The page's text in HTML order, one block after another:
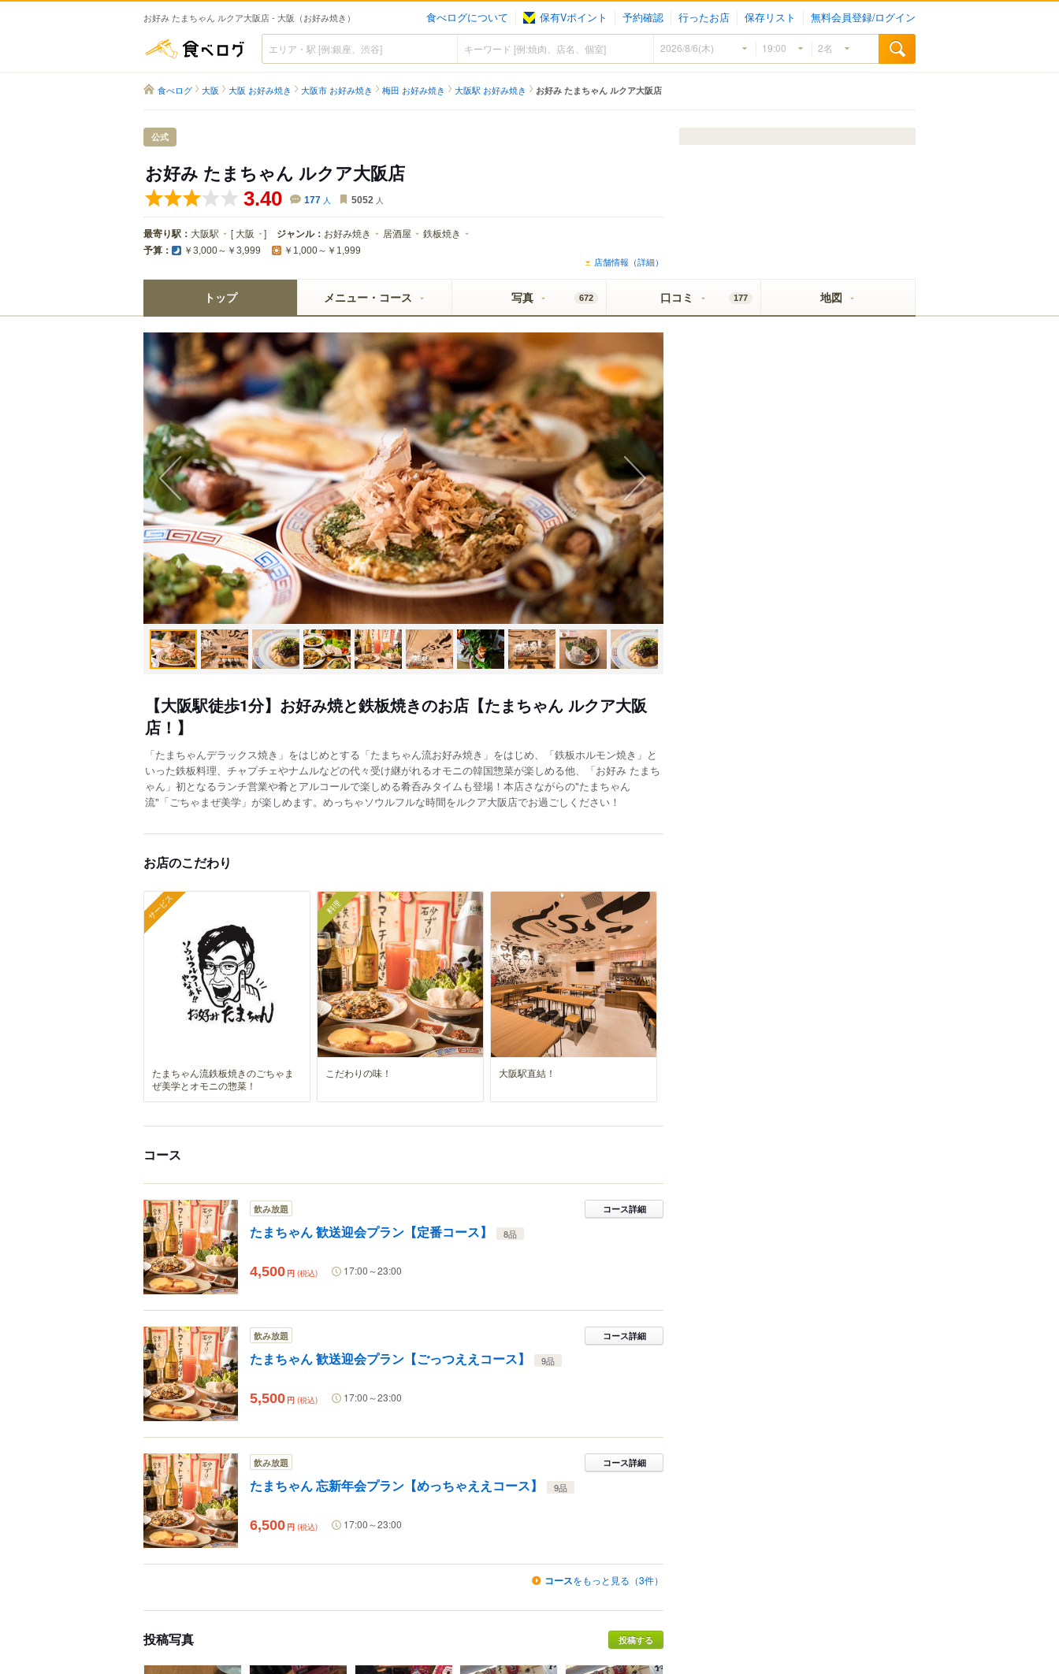
お好み たまちゃん ルクア大阪店 - 大阪（お好み焼き） 食べログについて 保有Vポイント 予約確認 行ったお店 保存リスト 無料会員登録/ログイン
食べログ
食べログ 大阪 大阪 お好み焼き 大阪市 お好み焼き 梅田 お好み焼き 大阪駅 お好み焼き お好み たまちゃん ルクア大阪店
公式
お好み たまちゃん ルクア大阪店
3.40 177 人 5052 人
最寄り駅： 大阪駅 [ 大阪 ] ジャンル： お好み焼き 居酒屋 鉄板焼き
予算： ￥3,000～￥3,999 ￥1,000～￥1,999
店舗情報（詳細）
トップ メニュー・コース 写真 672 口コミ 177 地図
【大阪駅徒歩1分】お好み焼と鉄板焼きのお店【たまちゃん ルクア大阪
店！】
「たまちゃんデラックス焼き」をはじめとする「たまちゃん流お好み焼き」をはじめ、「鉄板ホルモン焼き」と
いった鉄板料理、チャプチェやナムルなどの代々受け継がれるオモニの韓国惣菜が楽しめる他、「お好み たまち
ゃん」初となるランチ営業や肴とアルコールで楽しめる肴呑みタイムも登場！本店さながらの"たまちゃん
流"「ごちゃまぜ美学」が楽しめます。めっちゃソウルフルな時間をルクア大阪店でお過ごしください！
お店のこだわり
サービス
たまちゃん流鉄板焼きのごちゃま
ぜ美学とオモニの惣菜！
料理
こだわりの味！ 大阪駅直結！
コース
飲み放題
たまちゃん 歓送迎会プラン【定番コース】 8品
コース詳細
4,500 円 (税込) 17:00～23:00
飲み放題
たまちゃん 歓送迎会プラン【ごっつええコース】 9品
コース詳細
5,500 円 (税込) 17:00～23:00
飲み放題
たまちゃん 忘新年会プラン【めっちゃええコース】 9品
コース詳細
6,500 円 (税込) 17:00～23:00
コースをもっと見る（3件）
投稿写真 投稿する